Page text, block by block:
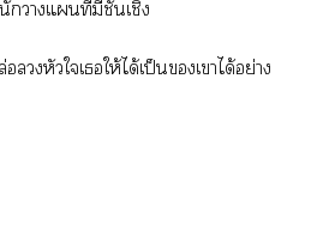
กาแที่มีชั้นเชิง
หัวใเให้ได้เป็นเาได้อย่าง